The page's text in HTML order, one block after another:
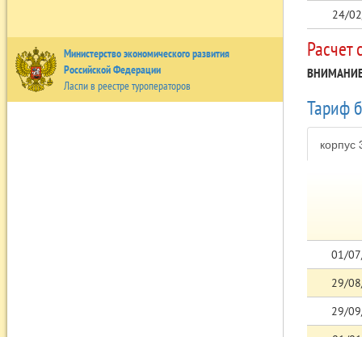
Министерство экономического развития
Российской Федерации
Ласпи в реестре туроператоров
24/
Тариф
корпус
01/
29/
29/